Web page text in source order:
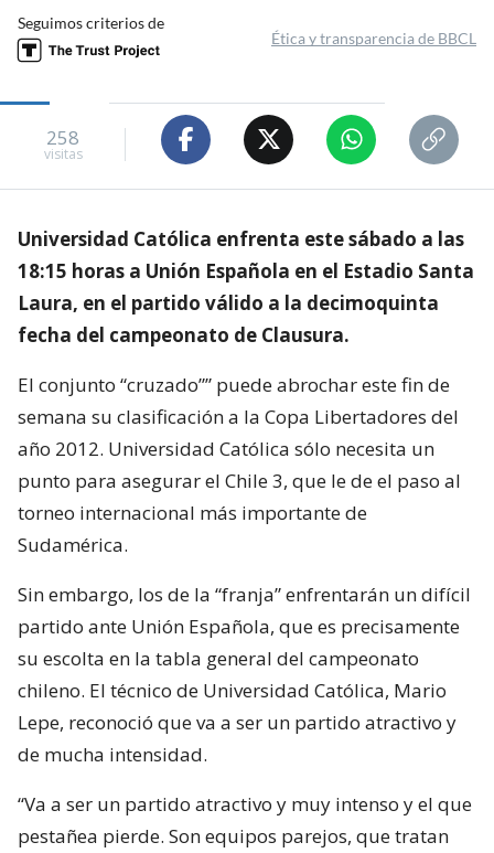
Seguimos criterios de
Ética y transparencia de BBCL
258
visitas
Universidad Católica enfrenta este sábado a las
18:15 horas a Unión Española en el Estadio Santa
Laura, en el partido válido a la decimoquinta
fecha del campeonato de Clausura.
El conjunto “cruzado”” puede abrochar este fin de
semana su clasificación a la Copa Libertadores del
año 2012. Universidad Católica sólo necesita un
punto para asegurar el Chile 3, que le de el paso al
torneo internacional más importante de
Sudamérica.
Sin embargo, los de la “franja” enfrentarán un difícil
partido ante Unión Española, que es precisamente
su escolta en la tabla general del campeonato
chileno. El técnico de Universidad Católica, Mario
Lepe, reconoció que va a ser un partido atractivo y
de mucha intensidad.
“Va a ser un partido atractivo y muy intenso y el que
pestañea pierde. Son equipos parejos, que tratan